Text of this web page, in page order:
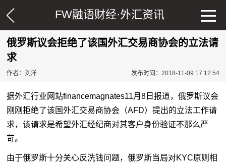
FW融语财经·外汇资讯
俄罗斯议会拒绝了该国外汇交易商协会的立法请
求
作者：刘洋 发布时间：2018-11-09 17:12:54
据外汇行业网站financemagnates11月8 日报道，俄罗斯议会
刚刚拒绝了该国外汇交易商协会（AFD）提出的立法工作请
求，该请求是希望外汇经纪商对其客户身份验证不那么严
苛。
由于俄罗斯十分关心反洗钱问题，俄罗斯当局对KYC原则相